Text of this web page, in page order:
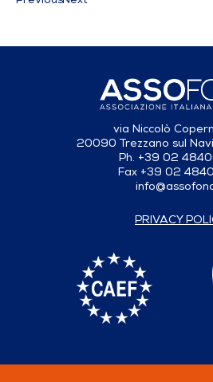
via Niccolò
20090 Trezzano sul
Ph. +39 02
Fax +39 02
PRIVACY